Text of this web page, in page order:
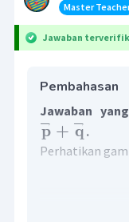
Master
Jawaban
Pembahasan
Jawaban
p
→ + q
→
.
Perhatikan